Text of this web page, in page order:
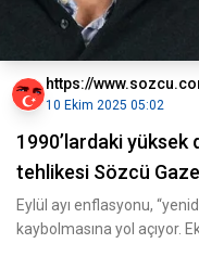
https://
10 Ekim 2025 05:02
1990’lardaki yüksek
tehlikesi Sözcü
Eylül ayı enflasyonu,
kaybolmasına yol açıyor.